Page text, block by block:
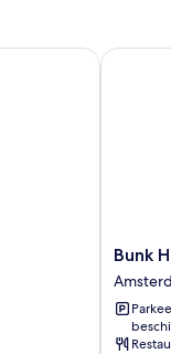
Bunk
Hotel
Noord
Bunk
Bunk